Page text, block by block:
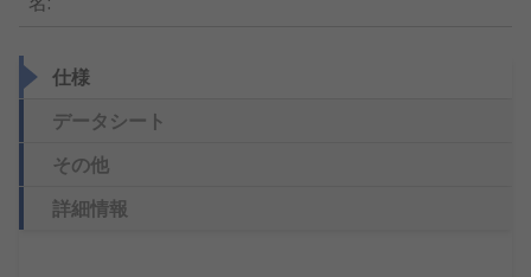
仕様
データシート
その他
詳細情報